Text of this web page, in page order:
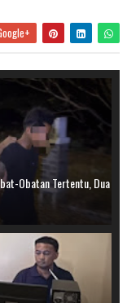
Obatan Tertentu, Dua